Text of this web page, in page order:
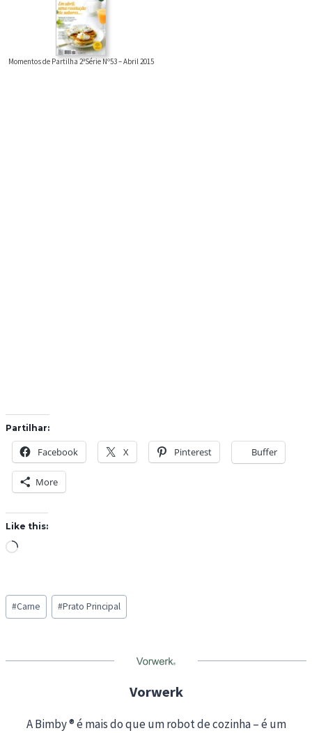
Momentos de Partilha 2ªSérie Nº53 – Abril 2015
Partilhar:
Facebook X Pinterest Buffer
More
Like this:
L
d
i
g
Post
Tags:
#Carne #Prato Principal
Vorwerk
A Bimby ® é mais do que um robot de cozinha – é um